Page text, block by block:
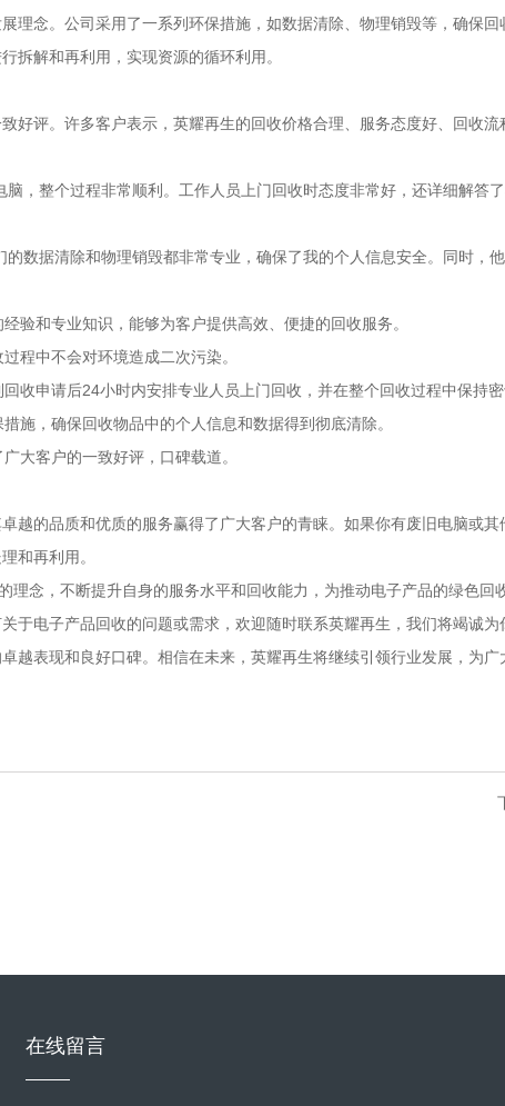
理念。公司采用了一系列环保措施，如数据清除、物理销毁等，确保
拆解和再利用，实现资源的循环利用。
好评。许多客户表示，英耀再生的回收价格合理、服务态度好、回收
，整个过程非常顺利。工作人员上门回收时态度非常好，还详细解答
数据清除和物理销毁都非常专业，确保了我的个人信息安全。同时，
验和专业知识，能够为客户提供高效、便捷的回收服务。
程中不会对环境造成二次污染。
收申请后24小时内安排专业人员上门回收，并在整个回收过程中保持密
施，确保回收物品中的个人信息和数据得到彻底清除。
大客户的一致好评，口碑载道。
越的品质和优质的服务赢得了广大客户的青睐。如果你有废旧电脑或
和再利用。
理念，不断提升自身的服务水平和回收能力，为推动电子产品的绿色回
于电子产品回收的问题或需求，欢迎随时联系英耀再生，我们将竭诚为
越表现和良好口碑。相信在未来，英耀再生将继续引领行业发展，为广
在线留言